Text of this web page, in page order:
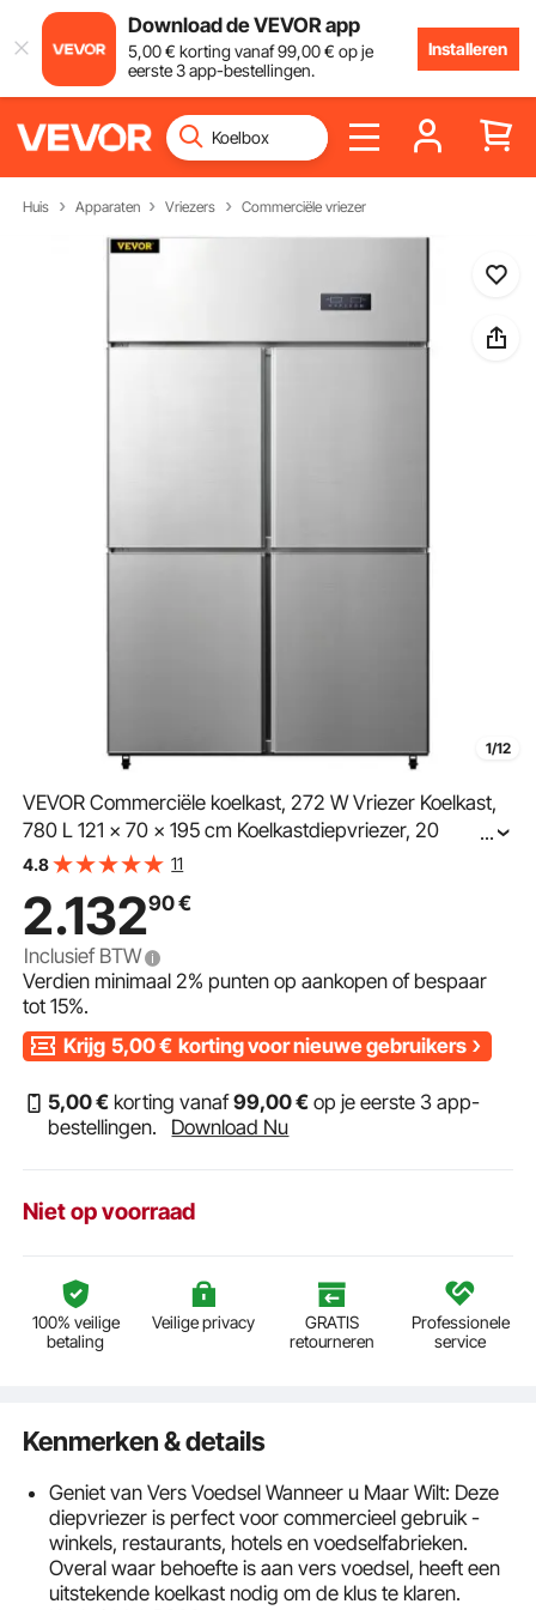
Download de VEVOR app
5,00€ korting vanaf99,00€ op je
eerste 3 app-bestellingen.
Installeren
Huis Apparaten Vriezers Commerciële vriezer
1/12
VEVOR Commerciële koelkast, 272 W Vriezer Koelkast,
780 L 121 x 70 x 195 cm Koelkastdiepvriezer, 20
kg/Plank Vrijstaande Vriezer, Vrijstaande Koelkast voor
...
4.8 11
2.13290€
Inclusief BTW
Verdien minimaal2% punten op aankopen of bespaar
tot15%.
Krijg 5,00€ korting voor nieuwe gebruikers
5,00€ korting vanaf99,00€ op je eerste 3 app-
bestellingen.
Download Nu
Niet op voorraad
100% veilige
betaling
Veilige privacy
GRATIS
retourneren
Professionele
service
Kenmerken & details
Geniet van Vers Voedsel Wanneer u Maar Wilt: Deze
diepvriezer is perfect voor commercieel gebruik -
winkels, restaurants, hotels en voedselfabrieken.
Overal waar behoefte is aan vers voedsel, heeft een
uitstekende koelkast nodig om de klus te klaren.